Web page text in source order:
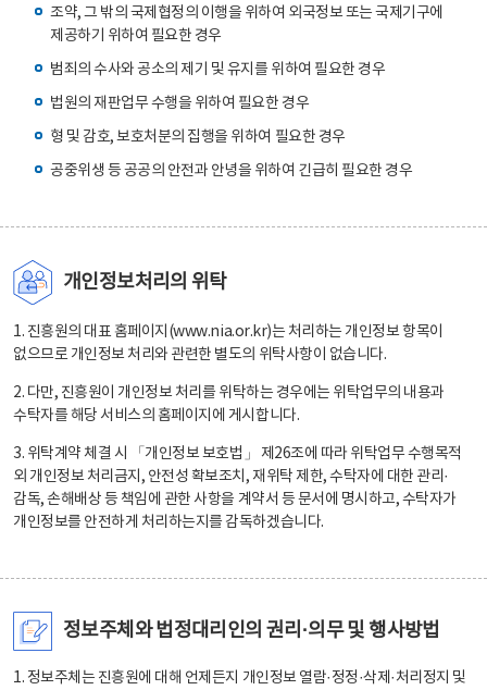
조약, 그 밖의 국제협정의 이행을 위하여 외국정보 또는 국제기구에
제공하기 위하여 필요한 경우
범죄의 수사와 공소의 제기 및 유지를 위하여 필요한 경우
법원의 재판업무 수행을 위하여 필요한 경우
형 및 감호, 보호처분의 집행을 위하여 필요한 경우
공중위생 등 공공의 안전과 안녕을 위하여 긴급히 필요한 경우
개인정보처리의 위탁
1. 진흥원의 대표 홈페이지(www.nia.or.kr)는 처리하는 개인정보 항목이
없으므로 개인정보 처리와 관련한 별도의 위탁사항이 없습니다.
2. 다만, 진흥원이 개인정보 처리를 위탁하는 경우에는 위탁업무의 내용과
수탁자를 해당 서비스의 홈페이지에 게시합니다.
3. 위탁계약 체결 시 「개인정보 보호법」 제26조에 따라 위탁업무 수행목적
외 개인정보 처리금지, 안전성 확보조치, 재위탁 제한, 수탁자에 대한 관리·
감독, 손해배상 등 책임에 관한 사항을 계약서 등 문서에 명시하고, 수탁자가
개인정보를 안전하게 처리하는지를 감독하겠습니다.
정보주체와 법정대리인의 권리·의무 및 행사방법
1. 정보주체는 진흥원에 대해 언제든지 개인정보 열람·정정·삭제·처리정지 및